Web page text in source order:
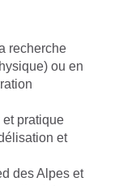
recherche
ou en
pratique
et
des Alpes et